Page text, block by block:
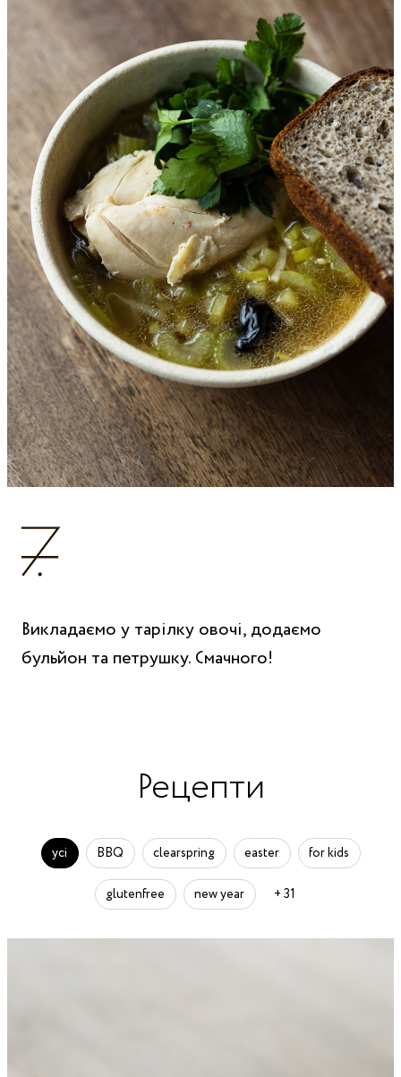
Викладаємо у тарілку овочі, додаємо
бульйон та петрушку. Смачного!
Рецепти
усі BBQ clearspring easter for kids
glutenfree new year + 31